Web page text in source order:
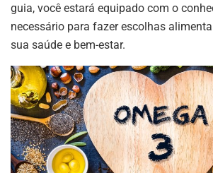
guia, você estará equipado com o
necessário para fazer escolhas
sua saúde e bem-estar.